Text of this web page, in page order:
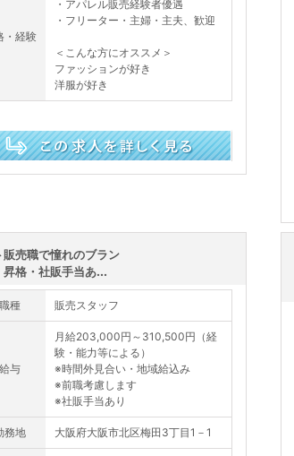
・経験
・アパレル販売経験者優遇
・フリーター・主婦・主夫、歓迎
＜こんな方にオススメ＞
ファッションが好き
洋服が好き
売職で憧れのブラン
昇格・社販手当あ...
職種 販売スタッフ
給与
月給203,000円～310,500円（経
験・能力等による）
※時間外見合い・地域給込み
※前職考慮します
※社販手当あり
務地 大阪府大阪市北区梅田3丁目1－1